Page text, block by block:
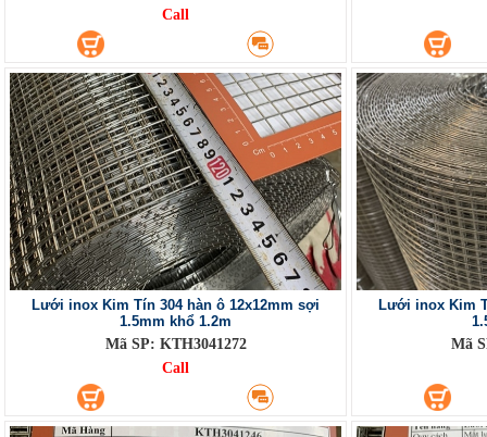
Call
Lưới inox Kim Tín 304 hàn ô 12x12mm sợi
1.5mm khổ 1.2m
Mã SP: KTH3041272
Call
Lưới inox Kim
Mã